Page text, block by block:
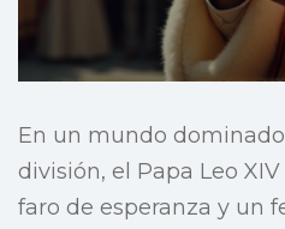
En un mundo
división, el Papa Leo
faro de esperanza y un